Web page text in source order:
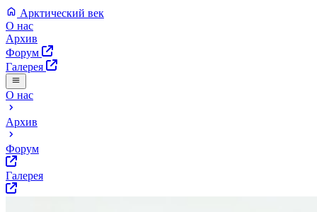
Арктический век
О нас
Архив
Форум
Галерея
О нас
Архив
Форум
Галерея